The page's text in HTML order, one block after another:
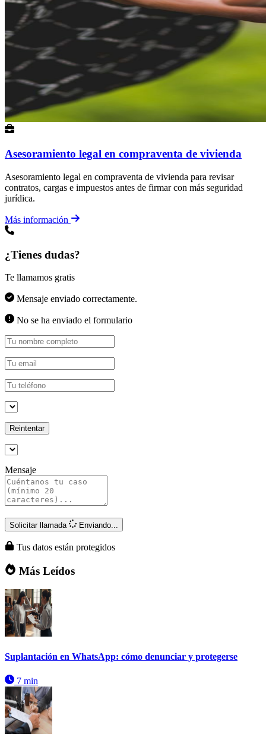
Asesoramiento legal en compraventa de vivienda
Asesoramiento legal en compraventa de vivienda para revisar
contratos, cargas e impuestos antes de firmar con más seguridad
jurídica.
Más información
¿Tienes dudas?
Te llamamos gratis
Mensaje enviado correctamente.
No se ha enviado el formulario
Reintentar
Mensaje
Solicitar llamada Enviando...
Tus datos están protegidos
Más Leídos
Suplantación en WhatsApp: cómo denunciar y protegerse
7 min